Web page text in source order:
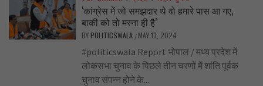
‘कांग्रेस में जो समझदार थे वो हमारे पास आ गए,
बाकी को तो मरना ही है’
BY POLITICSWALA / MAY 13, 2024
#politicswala Report भोपाल / मध्य प्रदेश में
लोकसभा चुनाव के पिछले तीन चरणों में शांति पूर्वक
चुनाव संपन्न होने के...